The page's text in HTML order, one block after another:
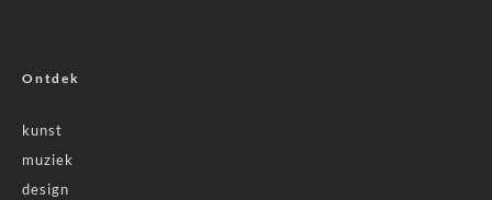
Ontdek
kunst
muziek
design